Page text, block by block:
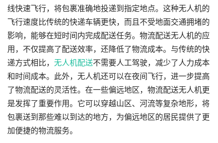
线快速飞行，将包裹准确地投递到指定地点。这种无人机的
飞行速度比传统的快递车辆更快，而且不受地面交通拥堵的
影响，能够在短时间内完成配送任务。物流配送无人机的应
用，不仅提高了配送效率，还降低了物流成本。与传统的快
递方式相比， 无人机配送不需要人工驾驶，减少了人力成本
和时间成本。此外，无人机还可以在夜间飞行，进一步提高
了物流配送的灵活性。在一些偏远地区，物流配送无人机更
是发挥了重要作用。它可以穿越山区、河流等复杂地形，将
包裹送到那些难以到达的地方，为偏远地区的居民提供了更
加便捷的物流服务。